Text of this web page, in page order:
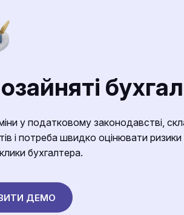
у податковому законодавстві,
і потреба швидко оцінювати ризики
бухгалтера.
ДЕМО